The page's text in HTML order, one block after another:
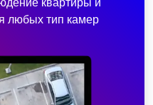
любых тип камер